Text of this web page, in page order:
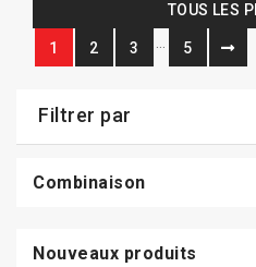
TOUS LES
1 2 3 5
Filtrer par
Combinaison
Nouveaux produits